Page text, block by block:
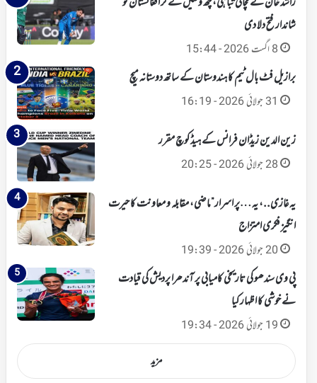
شاندار فتح دلا دی
8 اگست 2026 - 15:44
برازیل فٹ بال ٹیم کا ہندوستان کے ساتھ دوستانہ میچ
31 جولائی 2026 - 16:19
زین الدین زیڈان فرانس کے ہیڈ کوچ مقرر
28 جولائی 2026 - 20:25
یہ غازی..، یہ …پر اسرار”ماضی، مقابلہ و معاونت کا حیرت
انگیز فکری امتزاج
20 جولائی 2026 - 19:39
پی وی سندھو کی تاریخی کامیابی پر آندھرا پردیش کی قیادت
نے خوشی کا اظہار کیا
19 جولائی 2026 - 19:34
مزید